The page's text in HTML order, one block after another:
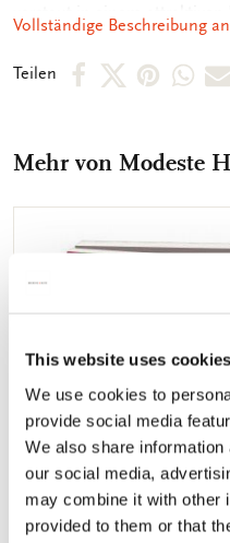
This website uses cookies
We use cookies to
provide social media
We also share
our social media,
may combine it with other
provided to them or that
verstaut in einem attraktiven
Rückseite des Mäppchens
abgebildet. So können Sie
suchen, finden. Die
Vollständige Beschreibung
Teilen
Per Per Per Per
Mehr von Modeste